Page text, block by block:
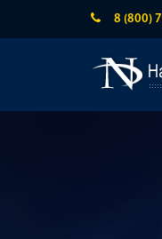
8 (800)